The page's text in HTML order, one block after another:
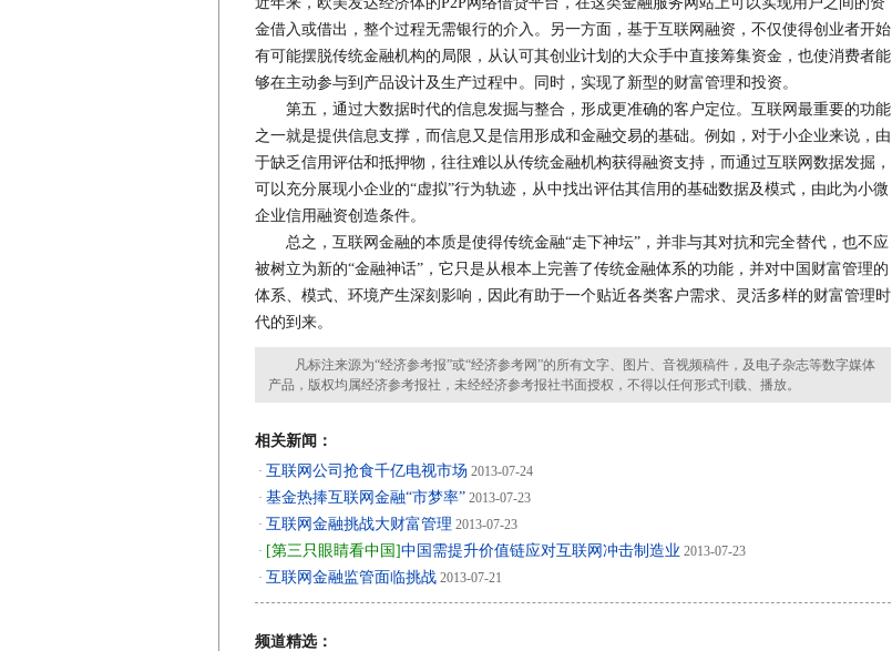
金借入或借出，整个过程无需银行的介入。另一方面，基于互联网融资，不仅使得创业者开始
有可能摆脱传统金融机构的局限，从认可其创业计划的大众手中直接筹集资金，也使消费者能
够在主动参与到产品设计及生产过程中。同时，实现了新型的财富管理和投资。
第五，通过大数据时代的信息发掘与整合，形成更准确的客户定位。互联网最重要的功能
之一就是提供信息支撑，而信息又是信用形成和金融交易的基础。例如，对于小企业来说，由
于缺乏信用评估和抵押物，往往难以从传统金融机构获得融资支持，而通过互联网数据发掘，
可以充分展现小企业的“虚拟”行为轨迹，从中找出评估其信用的基础数据及模式，由此为小微
企业信用融资创造条件。
总之，互联网金融的本质是使得传统金融“走下神坛”，并非与其对抗和完全替代，也不应
被树立为新的“金融神话”，它只是从根本上完善了传统金融体系的功能，并对中国财富管理的
体系、模式、环境产生深刻影响，因此有助于一个贴近各类客户需求、灵活多样的财富管理时
代的到来。
凡标注来源为“经济参考报”或“经济参考网”的所有文字、图片、音视频稿件，及电子杂志等数字媒体
产品，版权均属经济参考报社，未经经济参考报社书面授权，不得以任何形式刊载、播放。
相关新闻：
· 互联网公司抢食千亿电视市场 2013-07-24
· 基金热捧互联网金融“市梦率” 2013-07-23
· 互联网金融挑战大财富管理 2013-07-23
· [第三只眼睛看中国]中国需提升价值链应对互联网冲击制造业 2013-07-23
· 互联网金融监管面临挑战 2013-07-21
频道精选：